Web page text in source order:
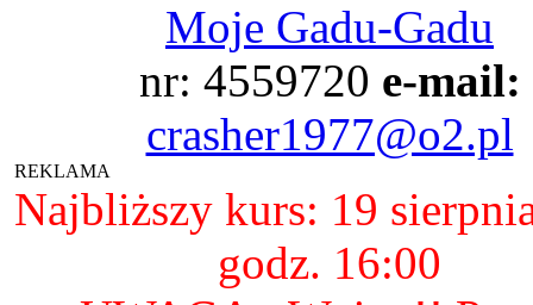
Moje Gadu-Gadu
nr: 4559720 e-mail:
crasher1977@o2.pl
REKLAMA
Najbliższy kurs: 19
godz. 16:00